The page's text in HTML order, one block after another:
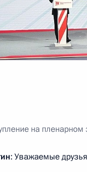
с главой
2023 года, 13:30
за
2023 года, 17:35
на
: Уважаемые